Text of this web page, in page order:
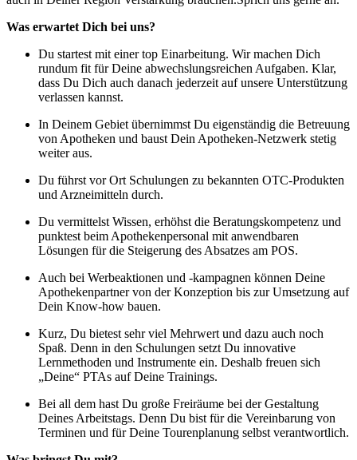
Was erwartet Dich bei uns?
Du startest mit einer top Einarbeitung. Wir machen Dich
rundum fit für Deine abwechslungsreichen Aufgaben. Klar,
dass Du Dich auch danach jederzeit auf unsere Unterstützung
verlassen kannst.
In Deinem Gebiet übernimmst Du eigenständig die Betreuung
von Apotheken und baust Dein Apotheken-Netzwerk stetig
weiter aus.
Du führst vor Ort Schulungen zu bekannten OTC-Produkten
und Arzneimitteln durch.
Du vermittelst Wissen, erhöhst die Beratungskompetenz und
punktest beim Apothekenpersonal mit anwendbaren
Lösungen für die Steigerung des Absatzes am POS.
Auch bei Werbeaktionen und -kampagnen können Deine
Apothekenpartner von der Konzeption bis zur Umsetzung auf
Dein Know-how bauen.
Kurz, Du bietest sehr viel Mehrwert und dazu auch noch
Spaß. Denn in den Schulungen setzt Du innovative
Lernmethoden und Instrumente ein. Deshalb freuen sich
„Deine“ PTAs auf Deine Trainings.
Bei all dem hast Du große Freiräume bei der Gestaltung
Deines Arbeitstags. Denn Du bist für die Vereinbarung von
Terminen und für Deine Tourenplanung selbst verantwortlich.